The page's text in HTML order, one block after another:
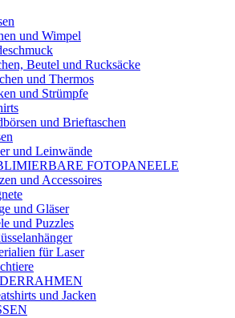
und Wimpel
Beutel und Rucksäcke
und Thermos
und Strümpfe
und Brieftaschen
und Leinwände
FOTOPANEELE
und Accessoires
und Gläser
und Puzzles
für Laser
und Jacken